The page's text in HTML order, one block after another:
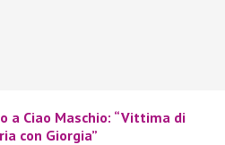
a Ciao Maschio: “Vittima di
con Giorgia”